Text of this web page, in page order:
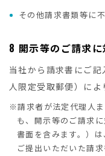
その他請求書類等に
8 開示等のご請求
当社から請求書にご
人限定受取郵便）によ
※請求者が法定代理人
も、開示等のご請求
書面を含みます。）
ご提出いただいた請